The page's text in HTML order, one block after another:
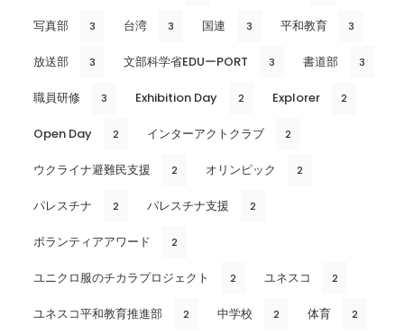
写真部 3 台湾 3 国連 3 平和教育 3
放送部 3 文部科学省EDUーPORT 3 書道部 3
職員研修 3 Exhibition Day 2 Explorer 2
Open Day 2 インターアクトクラブ 2
ウクライナ避難民支援 2 オリンピック 2
パレスチナ 2 パレスチナ支援 2
ボランティアアワード 2
ユニクロ服のチカラプロジェクト 2 ユネスコ 2
ユネスコ平和教育推進部 2 中学校 2 体育 2